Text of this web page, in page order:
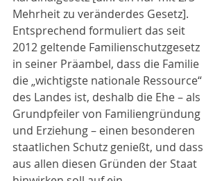
Mehrheit zu veränderdes Gesetz].
Entsprechend formuliert das seit
2012 geltende Familienschutzgesetz
in seiner Präambel, dass die Familie
die „wichtigste nationale Ressource“
des Landes ist, deshalb die Ehe – als
Grundpfeiler von Familiengründung
und Erziehung – einen besonderen
staatlichen Schutz genießt, und dass
aus allen diesen Gründen der Staat